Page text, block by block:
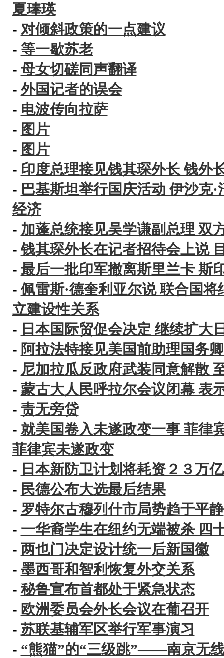
夏琫瑛
- 对倾斜政策的一点建议
- 等一歇苏老
- 母女切磋同声翻译
- 外国记者的误会
- 电波传向拉萨
- 图片
- 图片
- 印度总理接见钱其琛外长 钱外
- 巴基斯坦举行国庆活动 伊沙克
经济
- 加蓬总统接见吴学谦副总理 双
-钱其琛外长在记者招待会上说
- 最后一批印军撤离斯里兰卡 斯
-佩雷斯·德奎利亚尔说 联合国
立建设性关系
- 日本国际贸促会决定 继续扩大
- 阿拉法特接见美国前助理国务
- 尼加拉瓜反政府武装同意解散
- 蒙古大人民呼拉尔会议闭幕 表
- 责无旁贷
- 就美国卷入未遂政变一事 菲律
菲律宾未遂政变
- 日本新防卫计划将耗资２３万
- 民德公布大选最后结果
- 罗特尔古穆列什市局势趋于平静
- 一华裔学生在纽约无端被杀
- 两也门决定设计统一后新国徽
- 墨西哥和智利恢复外交关系
- 秘鲁宣布首都处于紧急状态
- 欧洲委员会外长会议在葡召开
- 苏联基辅军区举行军事演习
- “熊猫”的“三级跳”——南京无